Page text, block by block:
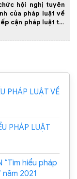
hội nghị tuyên
của pháp luật về
cận pháp luật tại
PHÁP LUẬT VỀ
PHÁP LUẬT
“Tìm hiểu pháp
2021